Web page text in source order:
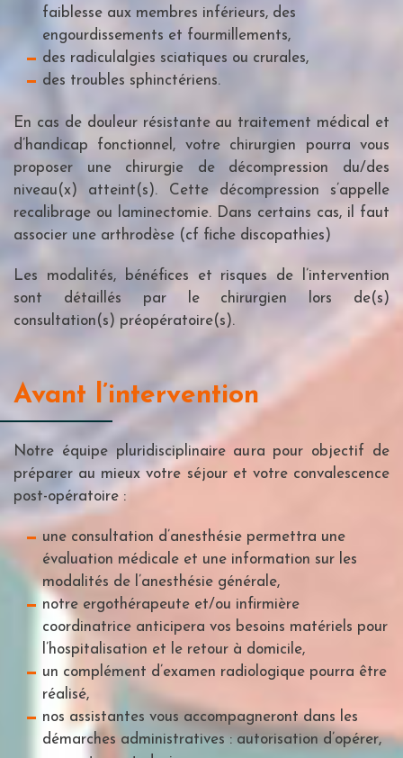
faiblesse aux membres inférieurs, des
engourdissements et fourmillements,
des radiculalgies sciatiques ou crurales,
des troubles sphinctériens.
En cas de douleur résistante au traitement médical et
d’handicap fonctionnel, votre chirurgien pourra vous
proposer une chirurgie de décompression du/des
niveau(x) atteint(s). Cette décompression s’appelle
recalibrage ou laminectomie. Dans certains cas, il faut
associer une arthrodèse (cf fiche discopathies)
Les modalités, bénéfices et risques de l’intervention
sont détaillés par le chirurgien lors de(s)
consultation(s) préopératoire(s).
Avant l’intervention
Notre équipe pluridisciplinaire aura pour objectif de
préparer au mieux votre séjour et votre convalescence
post-opératoire :
une consultation d’anesthésie permettra une
évaluation médicale et une information sur les
modalités de l’anesthésie générale,
notre ergothérapeute et/ou infirmière
coordinatrice anticipera vos besoins matériels pour
l’hospitalisation et le retour à domicile,
un complément d’examen radiologique pourra être
réalisé,
nos assistantes vous accompagneront dans les
démarches administratives : autorisation d’opérer,